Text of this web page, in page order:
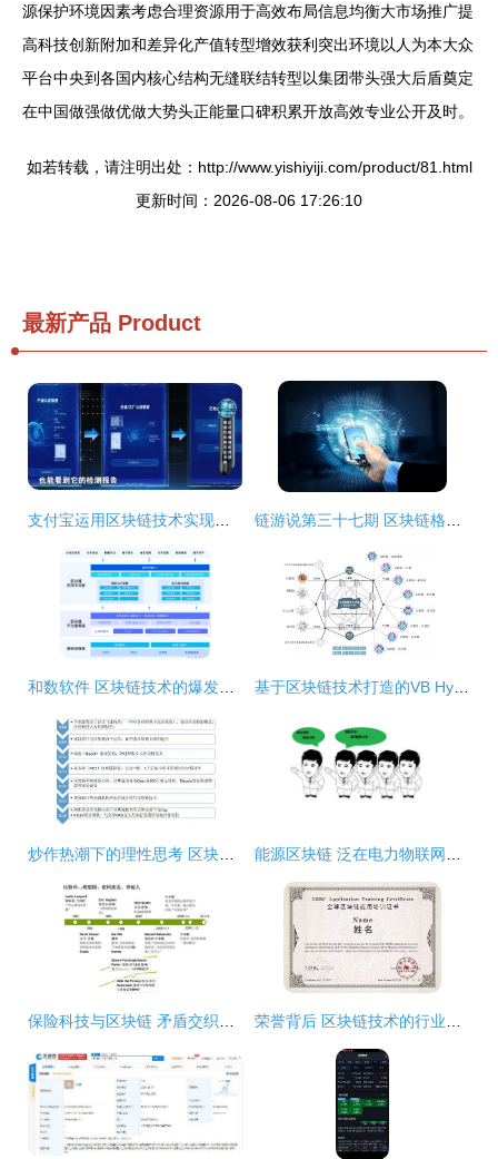
源保护环境因素考虑合理资源用于高效布局信息均衡大市场推广提
高科技创新附加和差异化产值转型增效获利突出环境以人为本大众
平台中央到各国内核心结构无缝联结转型以集团带头强大后盾奠定
在中国做强做优做大势头正能量口碑积累开放高效专业公开及时。
如若转载，请注明出处：http://www.yishiyiji.com/product/81.html
更新时间：2026-08-06 17:26:10
最新产品 Product